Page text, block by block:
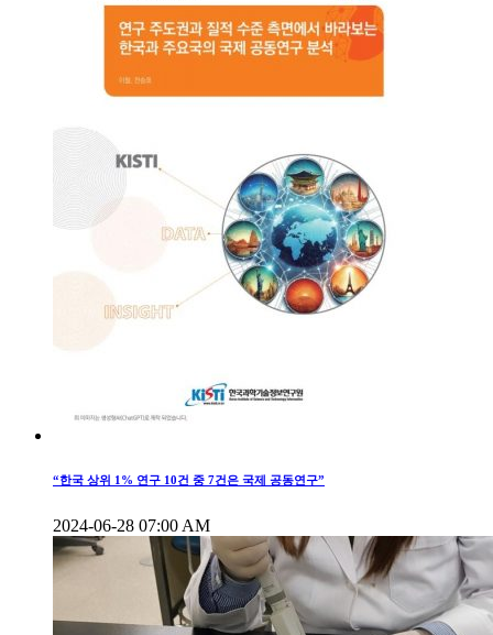
“한국 상위 1% 연구 10건 중 7건은 국제 공동연구”
2024-06-28 07:00 AM